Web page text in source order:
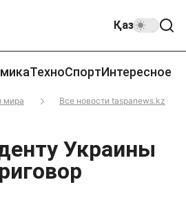
Қаз
ТехноСпортИнтересное
мира
Все новости taspanews.kz
Украины